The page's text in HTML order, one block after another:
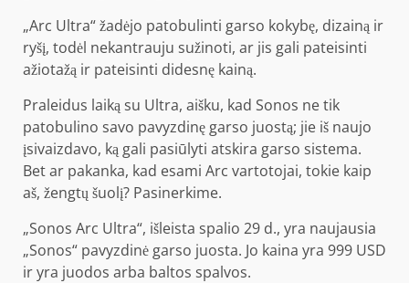
„Arc Ultra“ žadėjo patobulinti garso kokybę, dizainą ir
ryšį, todėl nekantrauju sužinoti, ar jis gali pateisinti
ažiotažą ir pateisinti didesnę kainą.
Praleidus laiką su Ultra, aišku, kad Sonos ne tik
patobulino savo pavyzdinę garso juostą; jie iš naujo
įsivaizdavo, ką gali pasiūlyti atskira garso sistema.
Bet ar pakanka, kad esami Arc vartotojai, tokie kaip
aš, žengtų šuolį? Pasinerkime.
„Sonos Arc Ultra“, išleista spalio 29 d., yra naujausia
„Sonos“ pavyzdinė garso juosta. Jo kaina yra 999 USD
ir yra juodos arba baltos spalvos.